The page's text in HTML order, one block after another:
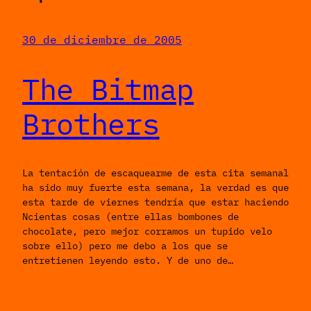
30 de diciembre de 2005
The Bitmap
Brothers
La tentación de escaquearme de esta cita semanal
ha sido muy fuerte esta semana, la verdad es que
esta tarde de viernes tendría que estar haciendo
Ncientas cosas (entre ellas bombones de
chocolate, pero mejor corramos un tupido velo
sobre ello) pero me debo a los que se
entretienen leyendo esto. Y de uno de…